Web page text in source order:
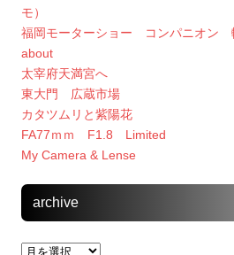
モ）
福岡モーターショー コンパニオン
about
太宰府天満宮へ
東大門 広蔵市場
カタツムリと紫陽花
FA77ｍｍ F1.8 Limited
My Camera & Lense
archive
archive